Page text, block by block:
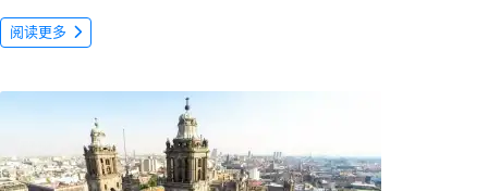
阅读更多